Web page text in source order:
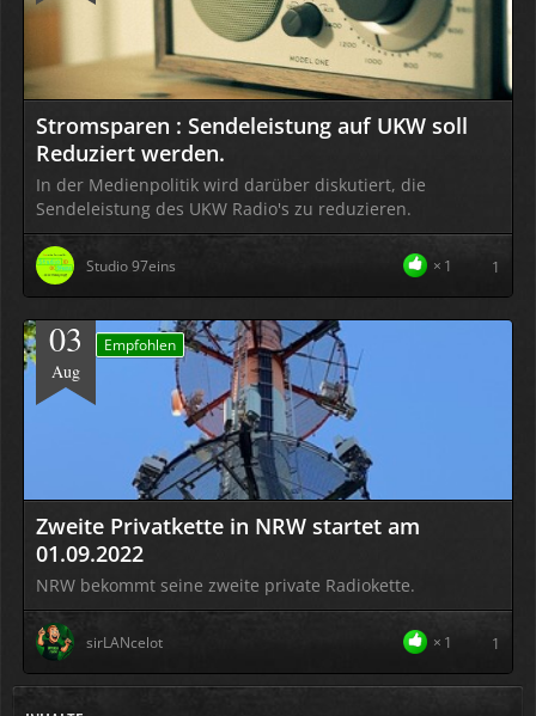
Stromsparen : Sendeleistung auf UKW soll
Reduziert werden.
In der Medienpolitik wird darüber diskutiert, die
Sendeleistung des UKW Radio's zu reduzieren.
Studio 97eins 1 1
Empfohlen
03
Aug
Zweite Privatkette in NRW startet am
01.09.2022
NRW bekommt seine zweite private Radiokette.
sirLANcelot 1 1